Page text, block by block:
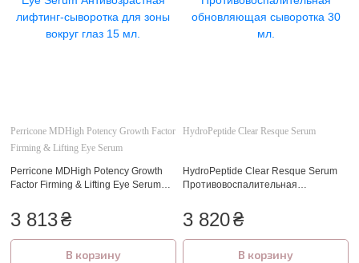
Perricone MDHigh Potency Growth Factor
Firming & Lifting Eye Serum
Perricone MDHigh Potency Growth
Factor Firming & Lifting Eye Serum
сыворотка для зоны вокруг глаз 15
мл.
3 813₴
В корзину
HydroPeptide Clear Resque Serum
HydroPeptide Clear Resque Serum
Противовоспалительная
3 820₴
В корзину